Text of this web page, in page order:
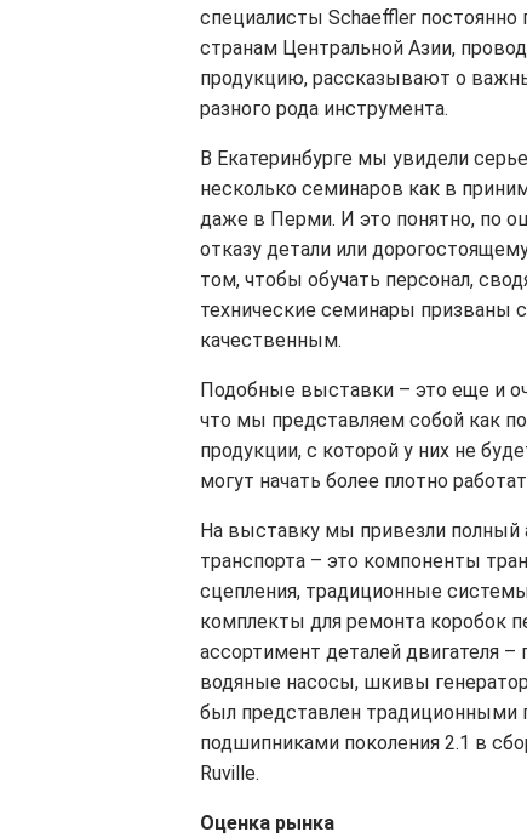
специалисты Schaeffler
странам Центральной Азии,
продукцию, рассказывают о
разного рода инструмента.
В Екатеринбурге мы увидели
несколько семинаров как в
даже в Перми. И это понятно, по
отказу детали или
том, чтобы обучать персонал,
технические семинары призваны
качественным.
Подобные выставки – это еще и
что мы представляем собой как
продукции, с которой у них не
могут начать более плотно
На выставку мы привезли полный
транспорта – это компоненты
сцепления, традиционные
комплекты для ремонта коробок
ассортимент деталей двигателя
водяные насосы, шкивы
был представлен традиционными
подшипниками поколения 2.1 в
Ruville.
Оценка рынка